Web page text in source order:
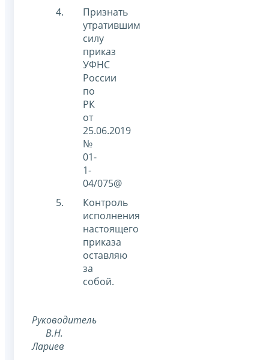
Признать
утратившим
силу
приказ
УФНС
России
по
РК
от
25.06.2019
№
01-
1-
04/075@
Контроль
исполнения
настоящего
приказа
оставляю
за
собой.
Руководитель
В.Н.
Лариев